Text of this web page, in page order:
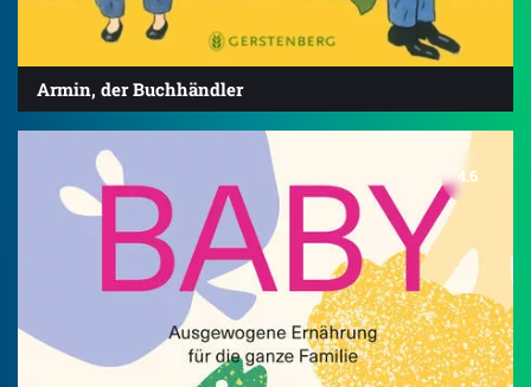
Armin, der Buchhändler
4.6